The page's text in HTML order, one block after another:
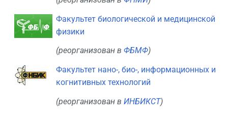
Факультет биологической и медицинской
физики
(реорганизован в ФБМФ)
Факультет нано-, био-, информационных и
когнитивных технологий
(реорганизован в ИНБИКСТ)